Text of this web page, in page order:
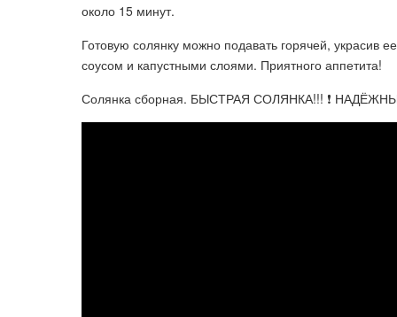
около 15 минут.
Готовую солянку можно подавать горячей, украсив
соусом и капустными слоями. Приятного аппетита!
Солянка сборная. БЫСТРАЯ СОЛЯНКА!!! ❗️